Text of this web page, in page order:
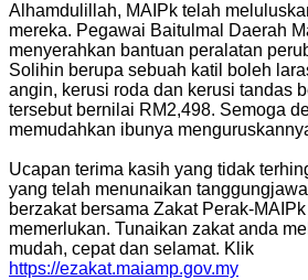
Alhamdulillah, MAIPk telah
mereka. Pegawai Baitulmal Daerah
menyerahkan bantuan peralatan
Solihin berupa sebuah katil boleh
angin, kerusi roda dan kerusi tandas
tersebut bernilai RM2,498. Semoga
memudahkan ibunya
Ucapan terima kasih yang tidak
yang telah menunaikan
berzakat bersama Zakat Perak-
memerlukan. Tunaikan zakat anda
mudah, cepat dan selamat. Klik
https://ezakat.maiamp.gov.my